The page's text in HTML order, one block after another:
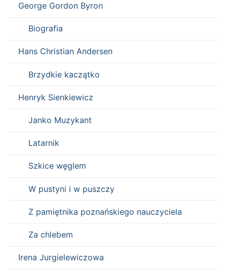
George Gordon Byron
Biografia
Hans Christian Andersen
Brzydkie kaczątko
Henryk Sienkiewicz
Janko Muzykant
Latarnik
Szkice węglem
W pustyni i w puszczy
Z pamiętnika poznańskiego nauczyciela
Za chlebem
Irena Jurgielewiczowa